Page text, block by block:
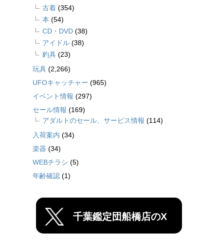
古着 (354)
本 (54)
CD・DVD (38)
アイドル (38)
釣具 (23)
玩具 (2,266)
UFOキャッチャー (965)
イベント情報 (297)
セール情報 (169)
アダルトのセール、サービス情報 (114)
入荷案内 (34)
楽器 (34)
WEBチラシ (5)
年齢確認 (1)
千葉鑑定団船橋店のX